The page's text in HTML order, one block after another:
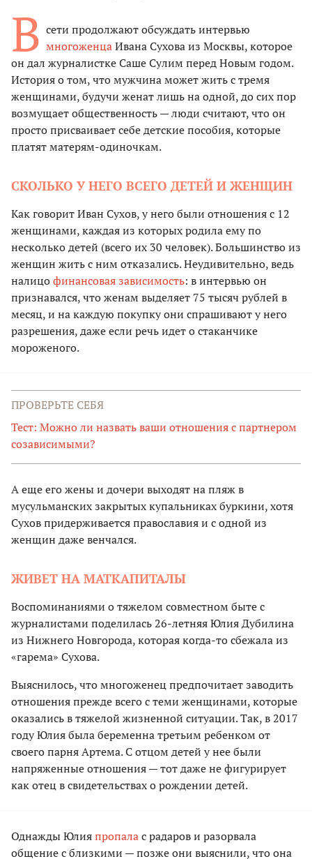
В сети продолжают обсуждать интервью
многоженцаИвана Сухова из Москвы, которое
он дал журналистке Саше Сулим перед Новым годом.
История о том, что мужчина может жить с тремя
женщинами, будучи женат лишь на одной, до сих пор
возмущает общественность — люди считают, что он
просто присваивает себе детские пособия, которые
платят матерям-одиночкам.
СКОЛЬКО У НЕГО ВСЕГО ДЕТЕЙ И ЖЕНЩИН
Как говорит Иван Сухов, у него были отношения с 12
женщинами, каждая из которых родила ему по
несколько детей (всего их 30 человек). Большинство из
женщин жить с ним отказались. Неудивительно, ведь
налицофинансовая зависимость: в интервью он
признавался, что женам выделяет 75 тысяч рублей в
месяц, и на каждую покупку они спрашивают у него
разрешения, даже если речь идет о стаканчике
мороженого.
ПРОВЕРЬТЕ СЕБЯ
Тест: Можно ли назвать ваши отношения с партнером
созависимыми?
А еще его жены и дочери выходят на пляж в
мусульманских закрытых купальниках буркини, хотя
Сухов придерживается православия и с одной из
женщин даже венчался.
ЖИВЕТ НА МАТКАПИТАЛЫ
Воспоминаниями о тяжелом совместном быте с
журналистами поделилась 26-летняя Юлия Дубилина
из Нижнего Новгорода, которая когда-то сбежала из
«гарема» Сухова.
Выяснилось, что многоженец предпочитает заводить
отношения прежде всего с теми женщинами, которые
оказались в тяжелой жизненной ситуации. Так, в 2017
году Юлия была беременна третьим ребенком от
своего парня Артема. С отцом детей у нее были
напряженные отношения — тот даже не фигурирует
как отец в свидетельствах о рождении детей.
Однажды Юлияпропалас радаров и разорвала
общение с близкими — позже они выяснили, что она